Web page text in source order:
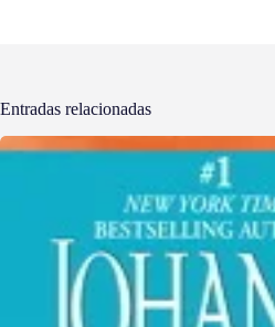
Entradas relacionadas